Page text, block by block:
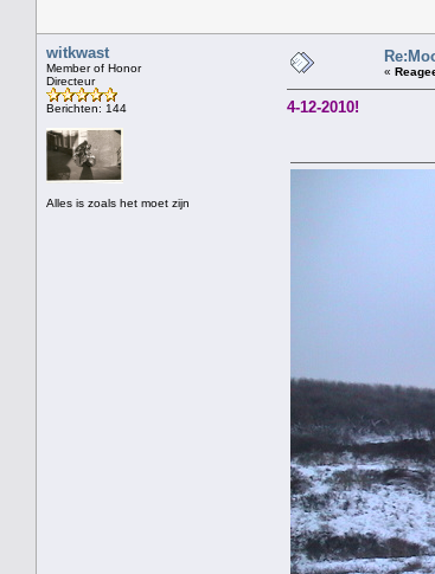
witkwast
Member of Honor
Directeur
Berichten: 144
Alles is zoals het moet zijn
«
4-12-2010!